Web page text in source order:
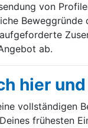
von
Be­weg­grün­de
ab.
hier
voll­stän­di­gen
frü­hes­ten